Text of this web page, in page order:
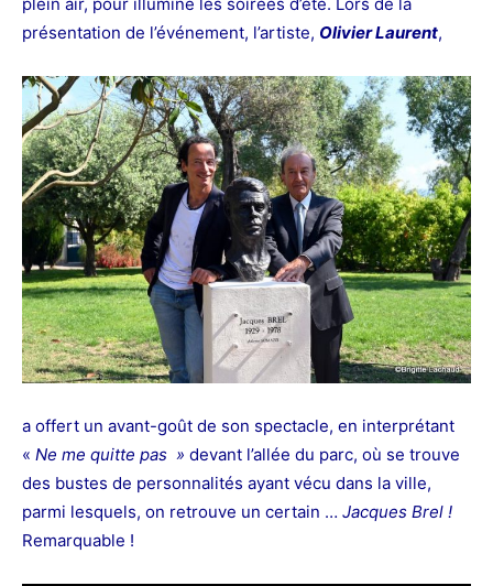
présentation de l’événement, l’artiste, Olivier Laurent,
a offert un avant-goût de son spectacle, en interprétant
« Ne me quitte pas » devant l’allée du parc, où se trouve
des bustes de personnalités ayant vécu dans la ville,
parmi lesquels, on retrouve un certain … Jacques Brel !
Remarquable !